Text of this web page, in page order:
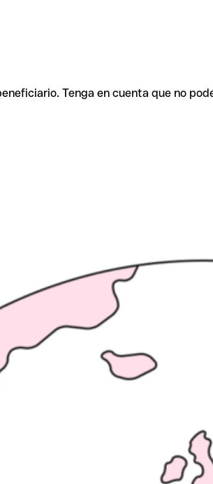
Tenga en cuenta que no